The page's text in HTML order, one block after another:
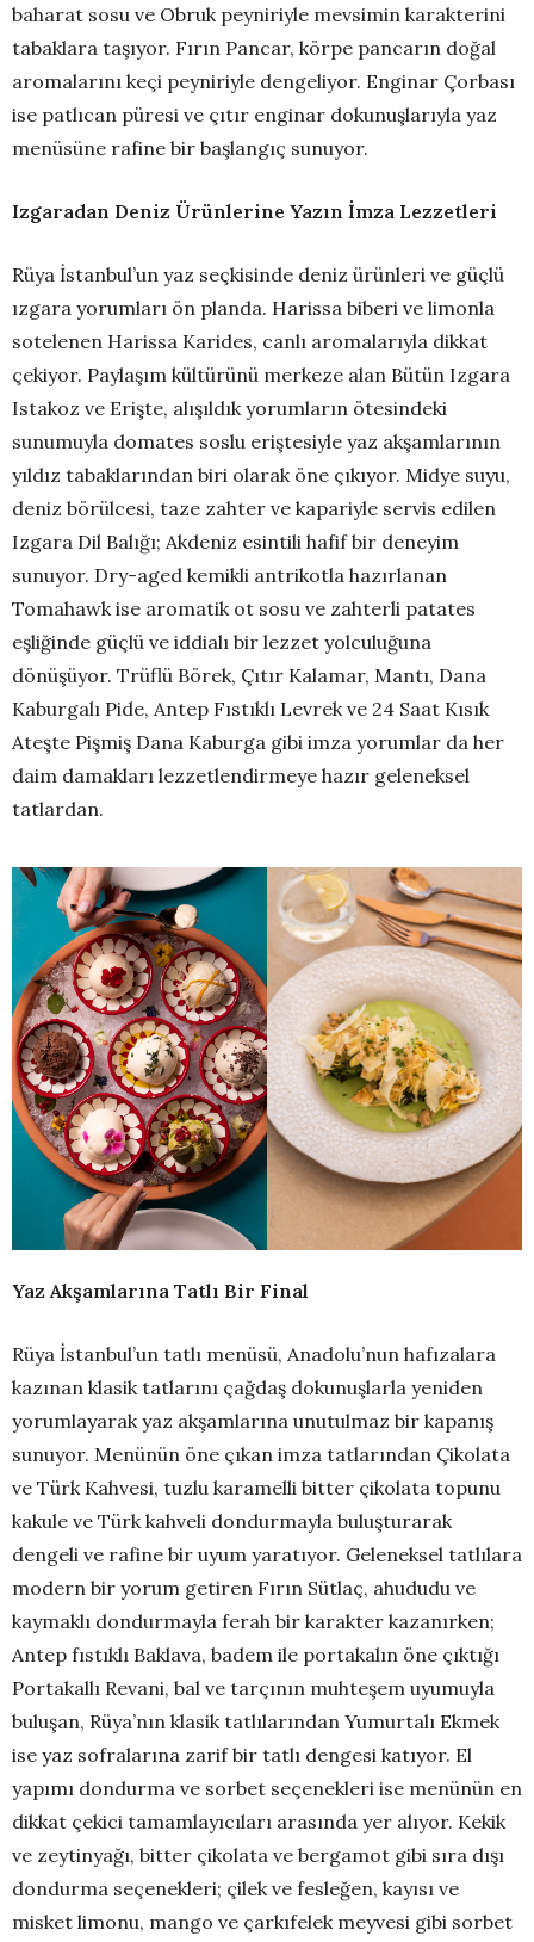
baharat sosu ve Obruk peyniriyle mevsimin karakterini
tabaklara taşıyor. Fırın Pancar, körpe pancarın doğal
aromalarını keçi peyniriyle dengeliyor. Enginar Çorbası
ise patlıcan püresi ve çıtır enginar dokunuşlarıyla yaz
menüsüne rafine bir başlangıç sunuyor.
Izgaradan Deniz Ürünlerine Yazın İmza Lezzetleri
Rüya İstanbul’un yaz seçkisinde deniz ürünleri ve güçlü
ızgara yorumları ön planda. Harissa biberi ve limonla
sotelenen Harissa Karides, canlı aromalarıyla dikkat
çekiyor. Paylaşım kültürünü merkeze alan Bütün Izgara
Istakoz ve Erişte, alışıldık yorumların ötesindeki
sunumuyla domates soslu eriştesiyle yaz akşamlarının
yıldız tabaklarından biri olarak öne çıkıyor. Midye suyu,
deniz börülcesi, taze zahter ve kapariyle servis edilen
Izgara Dil Balığı; Akdeniz esintili hafif bir deneyim
sunuyor. Dry-aged kemikli antrikotla hazırlanan
Tomahawk ise aromatik ot sosu ve zahterli patates
eşliğinde güçlü ve iddialı bir lezzet yolculuğuna
dönüşüyor. Trüflü Börek, Çıtır Kalamar, Mantı, Dana
Kaburgalı Pide, Antep Fıstıklı Levrek ve 24 Saat Kısık
Ateşte Pişmiş Dana Kaburga gibi imza yorumlar da her
daim damakları lezzetlendirmeye hazır geleneksel
tatlardan.
Yaz Akşamlarına Tatlı Bir Final
Rüya İstanbul’un tatlı menüsü, Anadolu’nun hafızalara
kazınan klasik tatlarını çağdaş dokunuşlarla yeniden
yorumlayarak yaz akşamlarına unutulmaz bir kapanış
sunuyor. Menünün öne çıkan imza tatlarından Çikolata
ve Türk Kahvesi, tuzlu karamelli bitter çikolata topunu
kakule ve Türk kahveli dondurmayla buluşturarak
dengeli ve rafine bir uyum yaratıyor. Geleneksel tatlılara
modern bir yorum getiren Fırın Sütlaç, ahududu ve
kaymaklı dondurmayla ferah bir karakter kazanırken;
Antep fıstıklı Baklava, badem ile portakalın öne çıktığı
Portakallı Revani, bal ve tarçının muhteşem uyumuyla
buluşan, Rüya’nın klasik tatlılarından Yumurtalı Ekmek
ise yaz sofralarına zarif bir tatlı dengesi katıyor. El
yapımı dondurma ve sorbet seçenekleri ise menünün en
dikkat çekici tamamlayıcıları arasında yer alıyor. Kekik
ve zeytinyağı, bitter çikolata ve bergamot gibi sıra dışı
dondurma seçenekleri; çilek ve fesleğen, kayısı ve
misket limonu, mango ve çarkıfelek meyvesi gibi sorbet